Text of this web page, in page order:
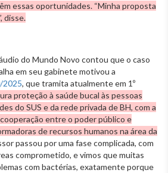
essas oportunidades. “Minha proposta
disse.
do Mundo Novo contou que o caso
em seu gabinete motivou a
2025, que tramita atualmente em 1º
proteção à saúde bucal às pessoas
do SUS e da rede privada de BH, com a
entre o poder público e
de recursos humanos na área da
passou por uma fase complicada, com
comprometido, e vimos que muitas
com bactérias, exatamente porque